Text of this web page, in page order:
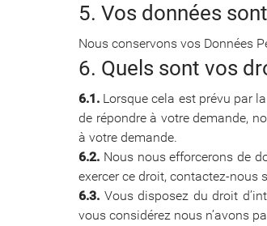
5. Vos données
Nous conservons vos Données
6. Quels sont vos
6.1. Lorsque cela est prévu par
de répondre à votre demande,
à votre demande.
6.2. Nous nous efforcerons de
exercer ce droit, contactez-nous
6.3. Vous disposez du droit
vous considérez nous n’avons